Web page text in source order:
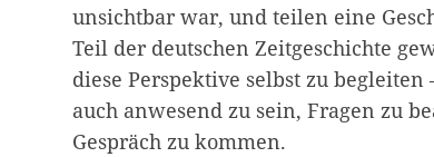
unsichtbar war, und teilen eine
Teil der deutschen Zeitgeschichte
diese Perspektive selbst zu
auch anwesend zu sein, Fragen zu
Gespräch zu kommen.